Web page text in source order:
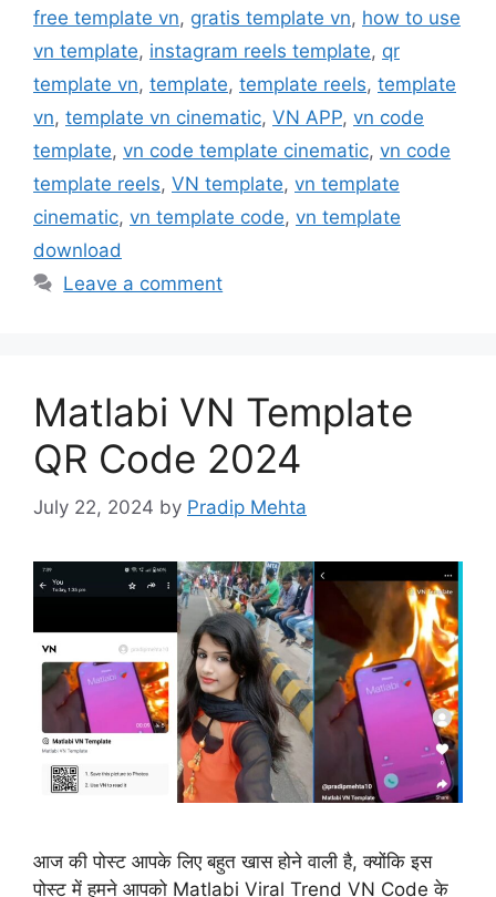
free template vn, gratis template vn, how to use
vn template, instagram reels template, qr
template vn, template, template reels, template
vn, template vn cinematic, VN APP, vn code
template, vn code template cinematic, vn code
template reels, VN template, vn template
cinematic, vn template code, vn template
download
Leave a comment
Matlabi VN Template
QR Code 2024
July 22, 2024 by Pradip Mehta
आज की पोस्ट आपके लिए बहुत खास होने वाली है, क्योंकि इस
पोस्ट में हमने आपको Matlabi Viral Trend VN Code के